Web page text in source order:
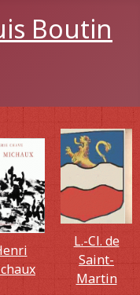
Boutin
L.-Cl. de
Saint-
Martin